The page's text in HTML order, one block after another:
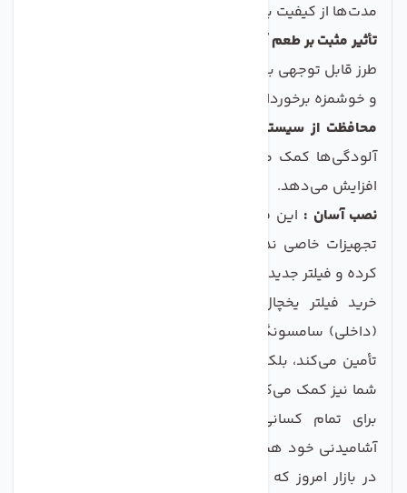
مدت‌ها از کیفیت بالای آب لذت ببرید.
تأثیر مثبت بر طعم آب:
طرز قابل توجهی بهبود می‌یابد و شما می‌توانید از آبی تازه
و خوشمزه برخوردار شوید.
محافظت از سیستم یخچال:
آلودگی‌ها کمک می‌کند و در نتیجه عمر مفید یخچال را
افزایش می‌دهد.
نصب آسان : این فیلتر به آسانی نصب می‌شود و نیاز به
تجهیزات خاصی ندارد. فقط کافیست فیلتر کهنه را خارج
کرده و فیلتر جدید را جاگذاری کنید.
خرید فیلتر یخچال ساید بای ساید مدل فیلتر لیوانی
(داخلی) سامسونگ نه تنها سلامت شما و خانواده‌تان را
تأمین می‌کند، بلکه به افزایش کارایی و عمر مفید یخچال
شما نیز کمک می‌کند. با توجه به ویژگی‌های آن، این فیلتر
برای تمام کسانی که به دنبال تضمین کیفیت آب
آشامیدنی خود هستند، گزینه ای مناسب و مطلوب است.
در بازار امروز که محصولات زیادی با کیفیت‌های مختلف